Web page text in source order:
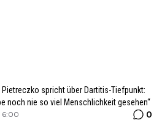
spricht über Dartitis-Tiefpunkt:
noch nie so viel Menschlichkeit gesehen“
6:00 0